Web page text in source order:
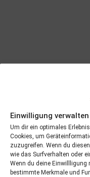
Einwilligung verwalten
Um dir ein optimales
Cookies, um
zuzugreifen. Wenn du
wie das Surfverhalten oder
Wenn du deine
bestimmte Merkmale und
+49 (0) 2599